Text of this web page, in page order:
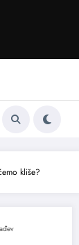
kliše?